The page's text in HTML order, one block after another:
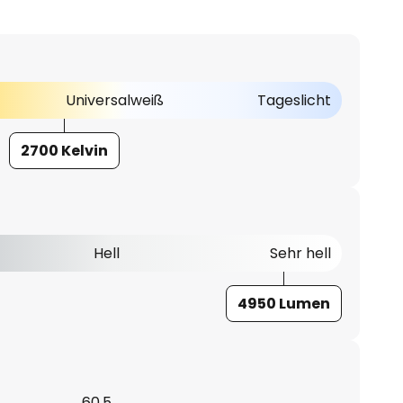
Universalweiß Tageslicht
2700 Kelvin
Hell Sehr hell
4950 Lumen